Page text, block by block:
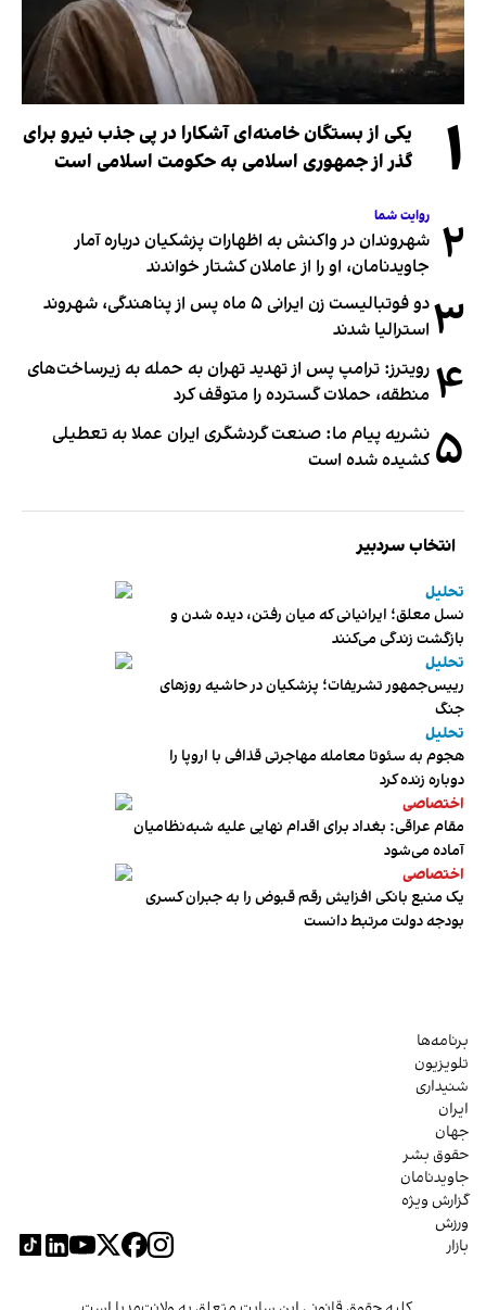
۱
یکی از بستگان خامنه‌ای آشکارا در پی جذب نیرو برای
گذر از جمهوری اسلامی به حکومت اسلامی است
۲ روایت شما
شهروندان در واکنش به اظهارات پزشکیان درباره آمار
جاویدنامان، او را از عاملان کشتار خواندند
۳
دو فوتبالیست زن ایرانی ۵ ماه پس از پناهندگی، شهروند
استرالیا شدند
۴ رویترز: ترامپ پس از تهدید تهران به حمله به زیرساخت‌های
منطقه، حملات گسترده را متوقف کرد
۵ نشریه پیام ما: صنعت گردشگری ایران عملا به تعطیلی
کشیده شده است
انتخاب سردبیر
تحلیل
نسل معلق؛ ایرانیانی که میان رفتن، دیده شدن و
بازگشت زندگی می‌کنند
تحلیل
رییس‌جمهور تشریفات؛ پزشکیان در حاشیه روزهای
جنگ
تحلیل
هجوم به سئوتا معامله مهاجرتی قذافی با اروپا را
دوباره زنده کرد
اختصاصی
مقام عراقی: بغداد برای اقدام نهایی علیه شبه‌نظامیان
آماده می‌شود
اختصاصی
یک منبع بانکی افزایش رقم قبوض را به جبران کسری
بودجه دولت مرتبط دانست
برنامه‌ها
تلویزیون
شنیداری
ایران
جهان
حقوق بشر
جاویدنامان
گزارش ویژه
ورزش
بازار